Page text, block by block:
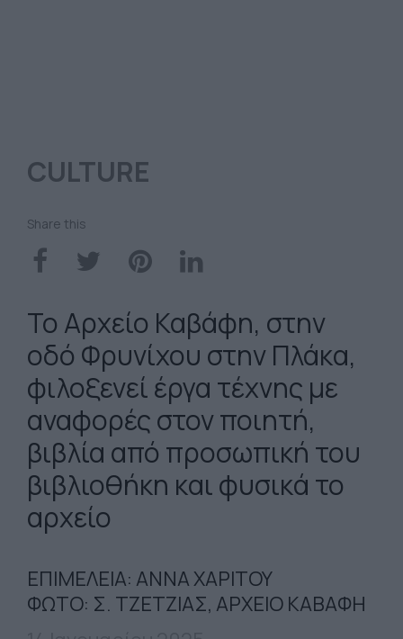
CULTURE
Share this
Το Αρχείο Καβάφη, στην
οδό Φρυνίχου στην Πλάκα,
φιλοξενεί έργα τέχνης με
αναφορές στον ποιητή,
βιβλία από προσωπική του
βιβλιοθήκη και φυσικά το
αρχείο
ΕΠΙΜΕΛΕΙΑ: ΑΝΝΑ ΧΑΡΙΤΟΥ
ΦΩΤΟ: Σ. ΤΖΕΤΖΙΑΣ, ΑΡΧΕΙΟ ΚΑΒΑΦΗ